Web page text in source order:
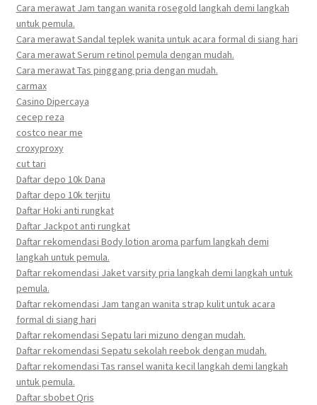
Cara merawat Jam tangan wanita rosegold langkah demi langkah
untuk pemula.
Cara merawat Sandal teplek wanita untuk acara formal di siang hari
Cara merawat Serum retinol pemula dengan mudah.
Cara merawat Tas pinggang pria dengan mudah.
carmax
Casino Dipercaya
cecep reza
costco near me
croxyproxy
cut tari
Daftar depo 10k Dana
Daftar depo 10k terjitu
Daftar Hoki anti rungkat
Daftar Jackpot anti rungkat
Daftar rekomendasi Body lotion aroma parfum langkah demi
langkah untuk pemula.
Daftar rekomendasi Jaket varsity pria langkah demi langkah untuk
pemula.
Daftar rekomendasi Jam tangan wanita strap kulit untuk acara
formal di siang hari
Daftar rekomendasi Sepatu lari mizuno dengan mudah.
Daftar rekomendasi Sepatu sekolah reebok dengan mudah.
Daftar rekomendasi Tas ransel wanita kecil langkah demi langkah
untuk pemula.
Daftar sbobet Qris